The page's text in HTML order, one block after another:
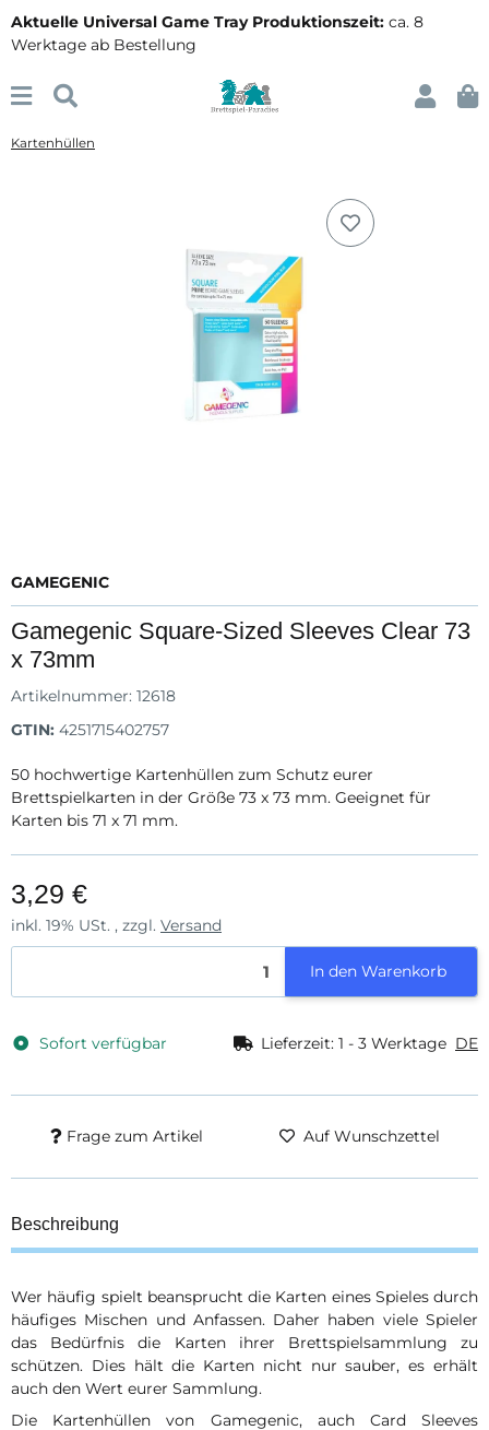
Aktuelle Universal Game Tray Produktionszeit: ca. 8
Werktage ab Bestellung
Kartenhüllen
GAMEGENIC
Gamegenic Square-Sized Sleeves Clear 73
x 73mm
Artikelnummer: 12618
GTIN: 4251715402757
50 hochwertige Kartenhüllen zum Schutz eurer
Brettspielkarten in der Größe 73 x 73 mm. Geeignet für
Karten bis 71 x 71 mm.
3,29 €
inkl. 19% USt. , zzgl. Versand
In den Warenkorb
Sofort verfügbar Lieferzeit: 1 - 3 Werktage DE
Frage zum Artikel Auf Wunschzettel
Beschreibung
Wer häufig spielt beansprucht die Karten eines Spieles durch
häufiges Mischen und Anfassen. Daher haben viele Spieler
das Bedürfnis die Karten ihrer Brettspielsammlung zu
schützen. Dies hält die Karten nicht nur sauber, es erhält
auch den Wert eurer Sammlung.
Die Kartenhüllen von Gamegenic, auch Card Sleeves